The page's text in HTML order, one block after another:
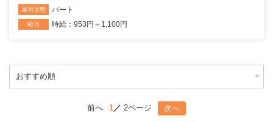
雇用形態 パート
給与 時給：953円～1,100円
前へ 1 2ページ 次へ